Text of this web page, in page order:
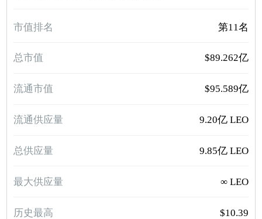
市值排名 第11名
总市值 $89.262亿
流通市值 $95.589亿
流通供应量 9.20亿 LEO
总供应量 9.85亿 LEO
最大供应量 ∞ LEO
历史最高 $10.39